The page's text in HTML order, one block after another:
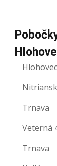
Hlohovec
Trnava
Veterná
Trnava